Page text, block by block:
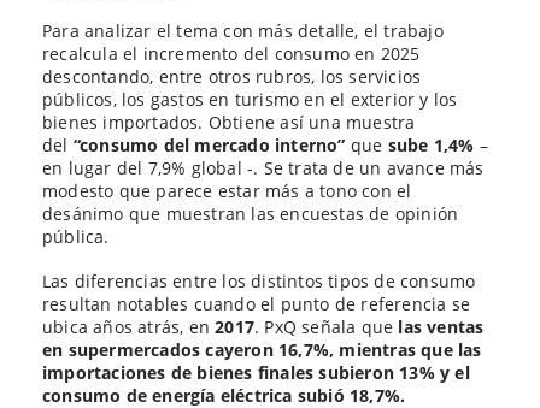
Para analizar el tema con más detalle, el trabajo
recalcula el incremento del consumo en 2025
descontando, entre otros rubros, los servicios
públicos, los gastos en turismo en el exterior y los
bienes importados. Obtiene así una muestra
del “consumo del mercado interno” que sube 1,4% –
en lugar del 7,9% global -. Se trata de un avance más
modesto que parece estar más a tono con el
desánimo que muestran las encuestas de opinión
pública.
Las diferencias entre los distintos tipos de consumo
resultan notables cuando el punto de referencia se
ubica años atrás, en2017. PxQ señala que las ventas
en supermercados cayeron 16,7%, mientras que las
importaciones de bienes finales subieron 13% y el
consumo de energía eléctrica subió 18,7%.